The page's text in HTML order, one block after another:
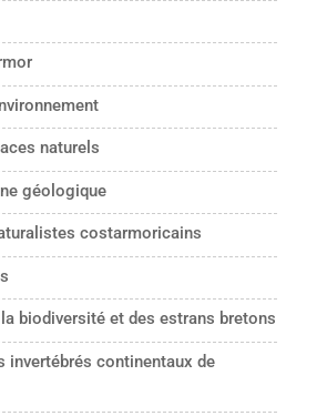
naturels
géologique
costarmoricains
biodiversité et des estrans bretons
invertébrés continentaux de